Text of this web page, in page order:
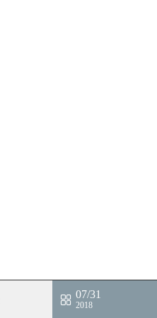
07/31
2018